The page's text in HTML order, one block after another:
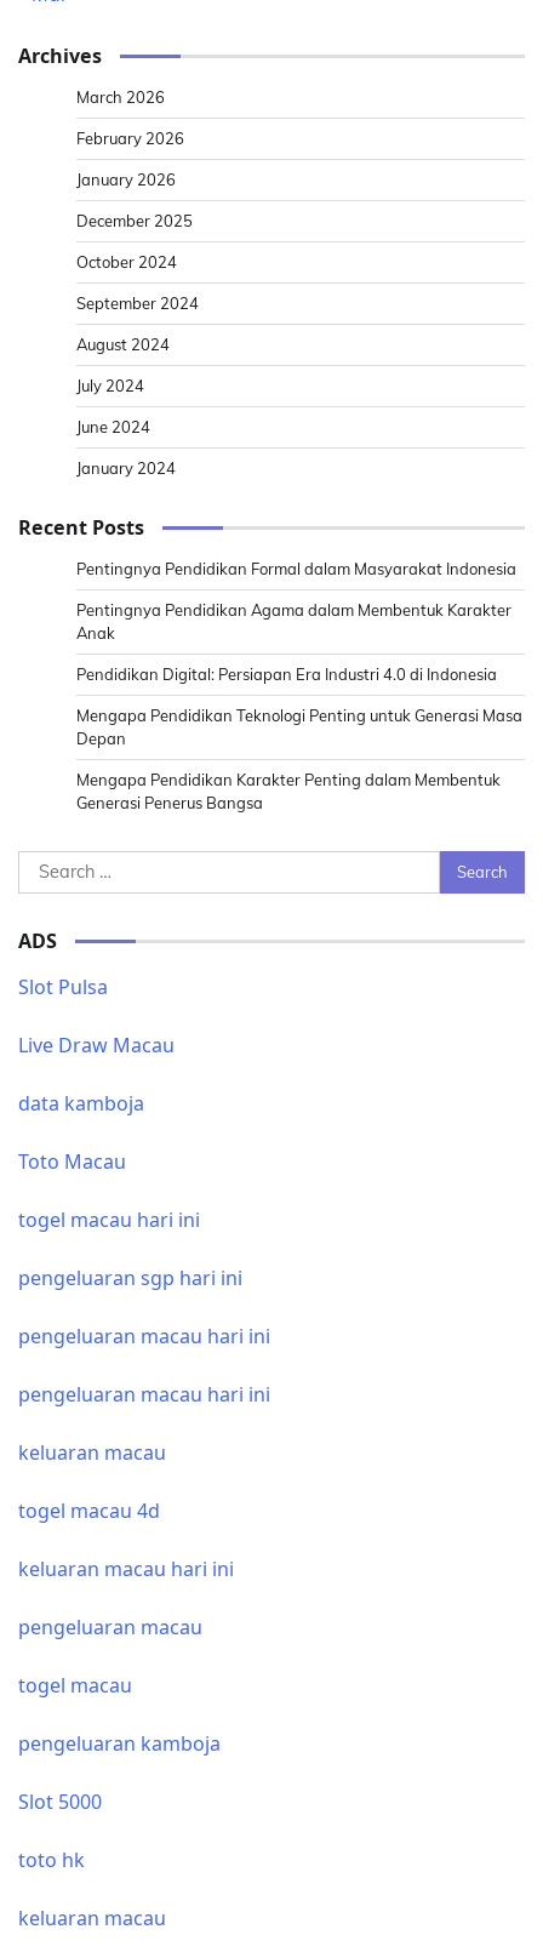
Archives
March 2026
February 2026
January 2026
December 2025
October 2024
September 2024
August 2024
July 2024
June 2024
January 2024
Recent Posts
Pentingnya Pendidikan Formal dalam Masyarakat Indonesia
Pentingnya Pendidikan Agama dalam Membentuk Karakter
Anak
Pendidikan Digital: Persiapan Era Industri 4.0 di Indonesia
Mengapa Pendidikan Teknologi Penting untuk Generasi Masa
Depan
Mengapa Pendidikan Karakter Penting dalam Membentuk
Generasi Penerus Bangsa
Search
for:
ADS
Slot Pulsa
Live Draw Macau
data kamboja
Toto Macau
togel macau hari ini
pengeluaran sgp hari ini
pengeluaran macau hari ini
pengeluaran macau hari ini
keluaran macau
togel macau 4d
keluaran macau hari ini
pengeluaran macau
togel macau
pengeluaran kamboja
Slot 5000
toto hk
keluaran macau